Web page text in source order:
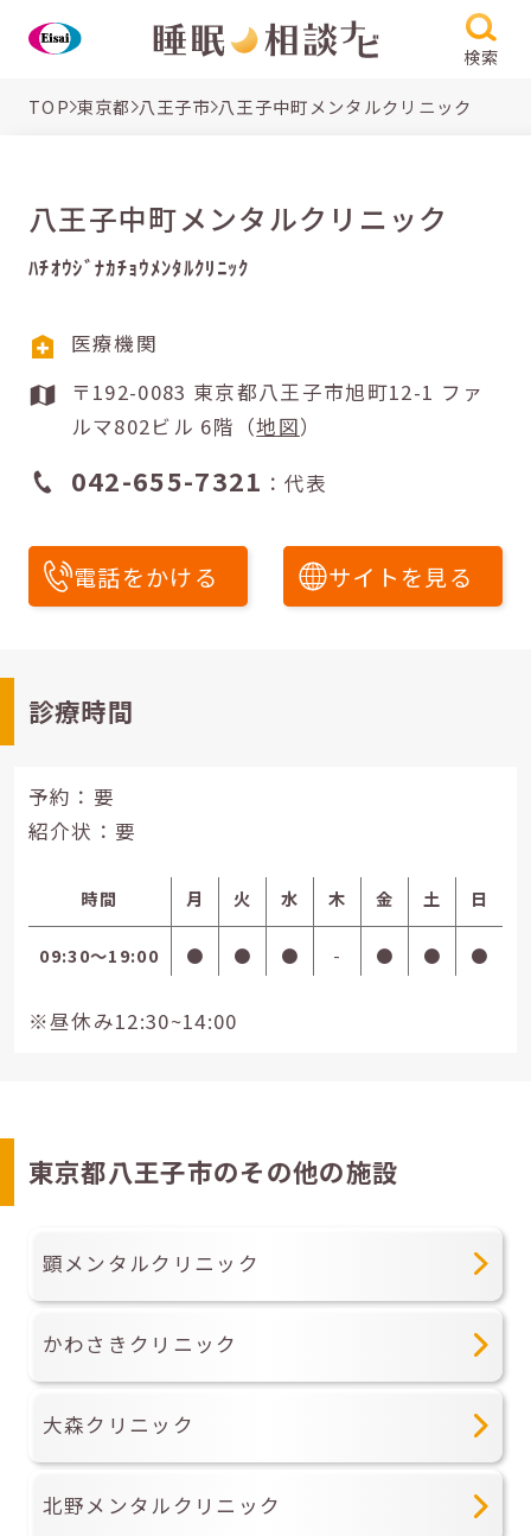
検索
TOP 東京都 八王子市 八王子中町メンタルクリニック
八王子中町メンタルクリニック
ﾊﾁｵｳｼﾞﾅｶﾁｮｳﾒﾝﾀﾙｸﾘﾆｯｸ
医療機関
〒192-0083 東京都八王子市旭町12-1 ファ
ルマ802ビル 6階（地図）
042-655-7321 ：代表
電話をかける サイトを見る
診療時間
予約：要
紹介状：要
時間 月 火 水 木 金 土 日
09:30〜19:00 ● ● ● - ● ● ●
※昼休み12:30~14:00
東京都八王子市のその他の施設
顕メンタルクリニック
かわさきクリニック
大森クリニック
北野メンタルクリニック